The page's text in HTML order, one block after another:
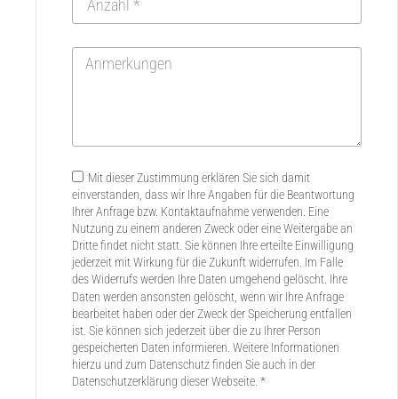
Mit dieser Zustimmung erklären Sie sich damit
einverstanden, dass wir Ihre Angaben für die Beantwortung
Ihrer Anfrage bzw. Kontaktaufnahme verwenden. Eine
Nutzung zu einem anderen Zweck oder eine Weitergabe an
Dritte findet nicht statt. Sie können Ihre erteilte Einwilligung
jederzeit mit Wirkung für die Zukunft widerrufen. Im Falle
des Widerrufs werden Ihre Daten umgehend gelöscht. Ihre
Daten werden ansonsten gelöscht, wenn wir Ihre Anfrage
bearbeitet haben oder der Zweck der Speicherung entfallen
ist. Sie können sich jederzeit über die zu Ihrer Person
gespeicherten Daten informieren. Weitere Informationen
hierzu und zum Datenschutz finden Sie auch in der
Datenschutzerklärung dieser Webseite. *